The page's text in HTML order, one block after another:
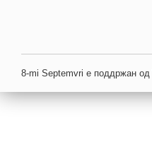
8-mi Septemvri е поддржан од